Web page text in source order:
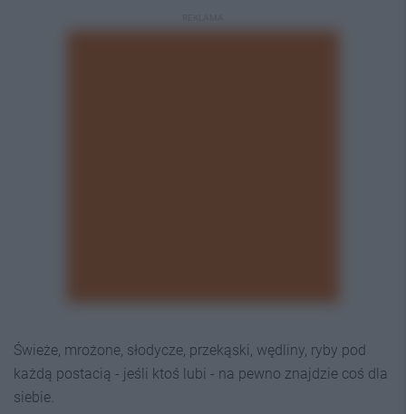
Świeże, mrożone, słodycze, przekąski, wędliny, ryby pod
każdą postacią - jeśli ktoś lubi - na pewno znajdzie coś dla
siebie.